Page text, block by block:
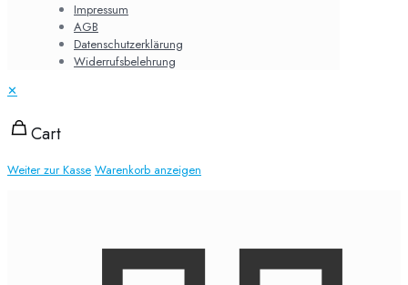
Impressum
AGB
Datenschutzerklärung
Widerrufsbelehrung
✕
Cart
Weiter zur Kasse Warenkorb anzeigen